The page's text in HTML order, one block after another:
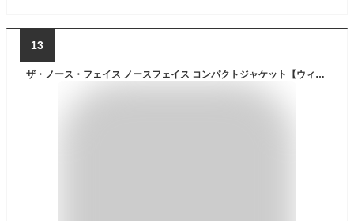
13
ザ・ノース・フェイス ノースフェイス コンパクトジャケット【ウィメンズ】 THE NORTH FACE Compact Jacket レディース NPW72530 トップス アウター ジャケット シェルジャケット 撥水 軽量 おしゃれ キャンプ アウトドア